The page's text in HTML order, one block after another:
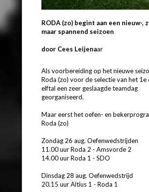
RODA (zo) begint aan een nieuw-,
maar spannend seizoen
door Cees Leijenaar
Als voorbereiding op het nieuwe
Roda (zo) voor de selectie van het 1e
elftal een zeer geslaagde teamdag
georganiseerd.
Maar eerst het oefen- en
Roda (zo)
Zondag 26 aug. Oefenwedstrijden
11.00 uur Roda 2 - Amsvorde 2
14.00 uur Roda 1 - SDO
Dinsdag 28 aug. Oefenwedstrijd
20.15 uur Altius 1 - Roda 1